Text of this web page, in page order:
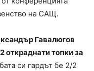
на САЩ.
Гавалюгов
откраднати топки за
си гардът бе 2/2